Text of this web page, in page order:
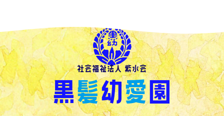
社会福祉法人 紫水会
黒髪幼愛園